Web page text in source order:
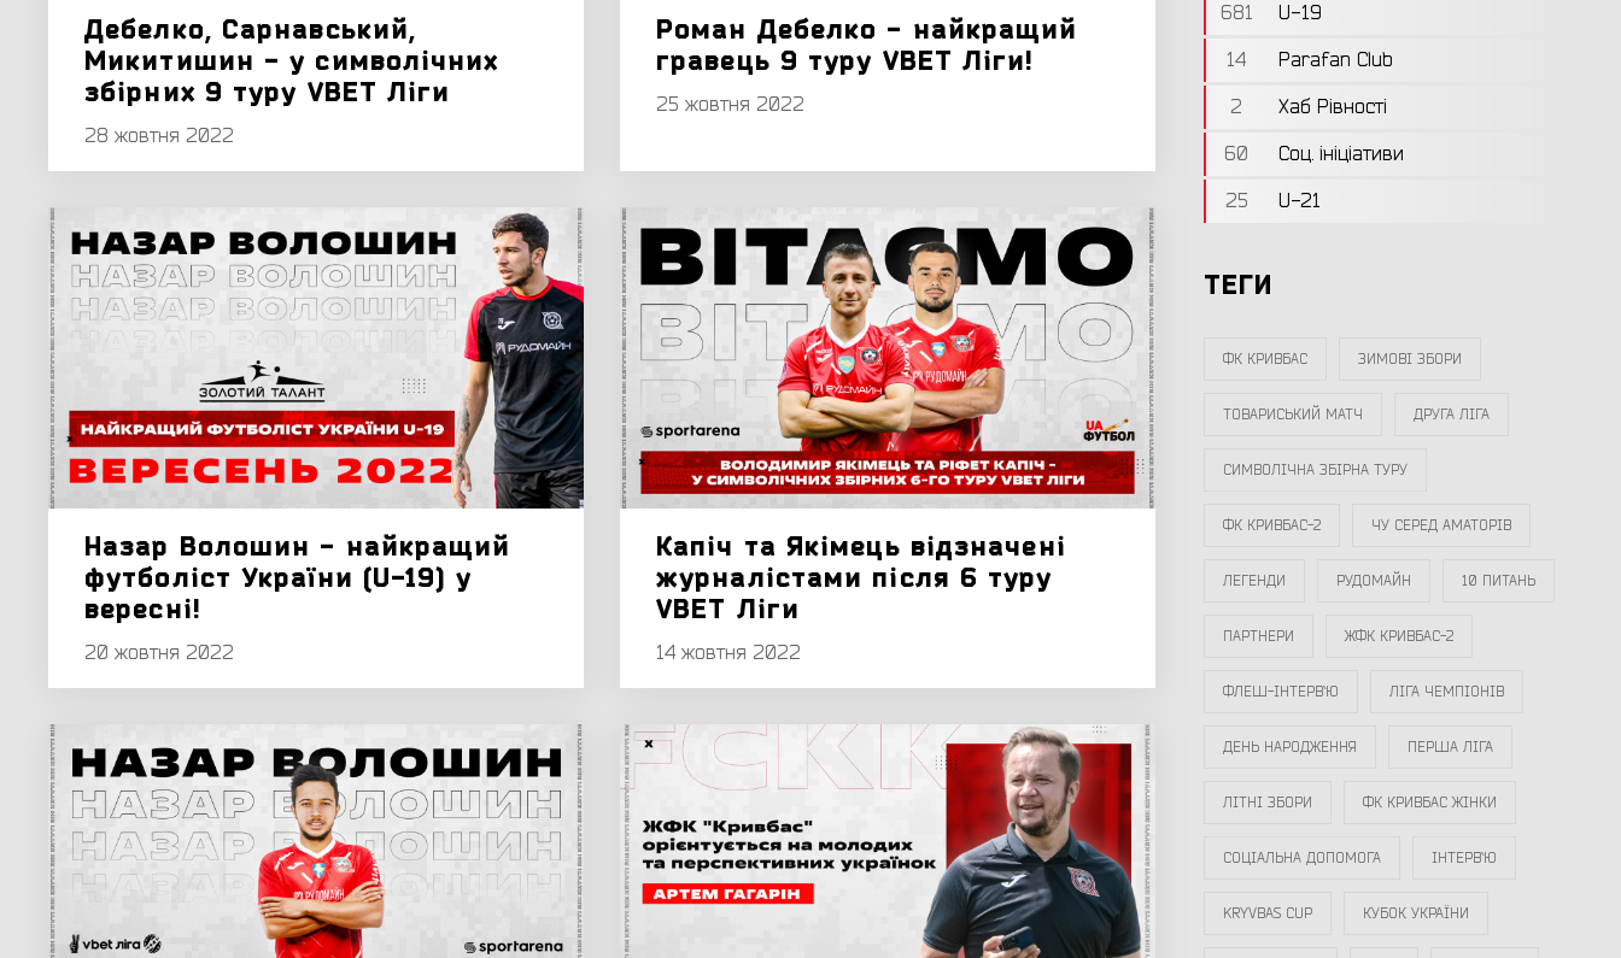
Дебелко, Сарнавський,
Микитишин - у символічних
збірних 9 туру VBET Ліги
28 жовтня 2022
Роман Дебелко - найкращий
гравець 9 туру VBET Ліги!
25 жовтня 2022
Назар Волошин - найкращий
футболіст України (U-19) у
вересні!
20 жовтня 2022
Капіч та Якімець відзначені
журналістами після 6 туру
VBET Ліги
14 жовтня 2022
681
U-19
14
Parafan Club
2
Хаб Рівності
60
Соц. ініціативи
25
U-21
ТЕГИ
ФК КРИВБАС ЗИМОВІ ЗБОРИ
ТОВАРИСЬКИЙ МАТЧ ДРУГА ЛІГА
СИМВОЛІЧНА ЗБІРНА ТУРУ
ФК КРИВБАС-2 ЧУ СЕРЕД АМАТОРІВ
ЛЕГЕНДИ РУДОМАЙН 10 ПИТАНЬ
ПАРТНЕРИ ЖФК КРИВБАС-2
ФЛЕШ-ІНТЕРВ`Ю ЛІГА ЧЕМПІОНІВ
ДЕНЬ НАРОДЖЕННЯ ПЕРША ЛІГА
ЛІТНІ ЗБОРИ ФК КРИВБАС ЖІНКИ
СОЦІАЛЬНА ДОПОМОГА ІНТЕРВ`Ю
KRYVBAS CUP КУБОК УКРАЇНИ